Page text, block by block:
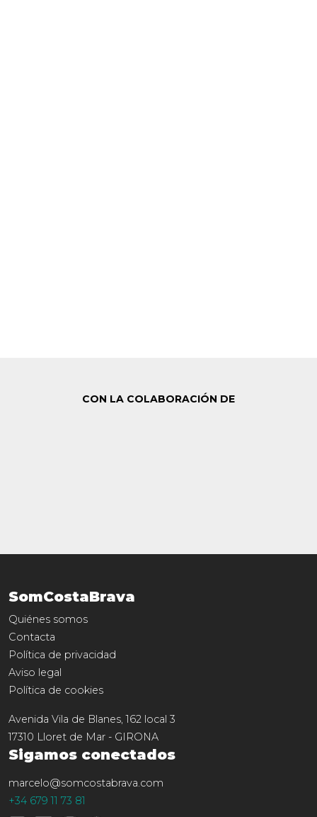
CON LA COLABORACIÓN DE
SomCostaBrava
Quiénes somos
Contacta
Política de privacidad
Aviso legal
Política de cookies
Avenida Vila de Blanes, 162 local 3
17310 Lloret de Mar - GIRONA
Sigamos conectados
marcelo@somcostabrava.com
+34 679 11 73 81